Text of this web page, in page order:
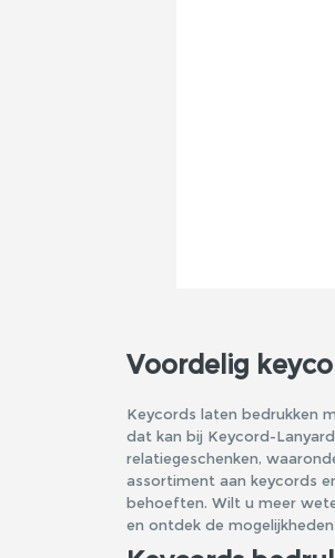
Voordelig
Keycords laten bedrukken
dat kan bij Keycord-
relatiegeschenken,
assortiment aan keycords
behoeften. Wilt u meer
en ontdek de